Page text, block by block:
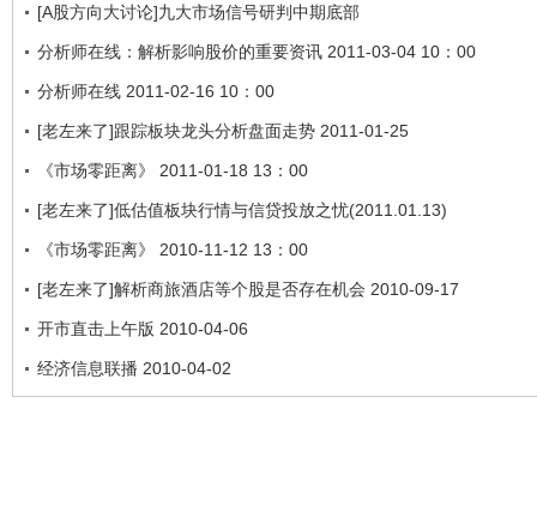
[A股方向大讨论]九大市场信号研判中期底部
分析师在线：解析影响股价的重要资讯 2011-03-04 10：00
分析师在线 2011-02-16 10：00
[老左来了]跟踪板块龙头分析盘面走势 2011-01-25
《市场零距离》 2011-01-18 13：00
[老左来了]低估值板块行情与信贷投放之忧(2011.01.13)
《市场零距离》 2010-11-12 13：00
[老左来了]解析商旅酒店等个股是否存在机会 2010-09-17
开市直击上午版 2010-04-06
经济信息联播 2010-04-02